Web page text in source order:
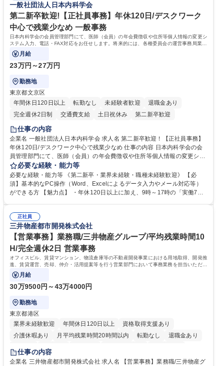
業務全般 募集職種 【東京／文京区】公益財団法人の総務人事業務／年間
休日125日
一般社団法人日本内科学会
第二新卒歓迎!【正社員事務】年休120日/デスクワーク
中心で残業少なめ 一般事務
日本内科学会の会員管理部門にて、医師（会員）の年会費徴収や住所等個人情報の変更シ
ステム入力、電話・FAX対応をお任せします。将来的には、各種委員会の運営事務局業務
などにも幅広く携わっていただきます。
月給
23万円～27万円
勤務地
東京都文京区
年間休日120日以上
転勤なし 未経験者歓迎
退職金あり
完全週休2日制
交通費支給 土日祝休み 第二新卒歓迎
仕事の内容
企業名 一般社団法人日本内科学会 求人名 第二新卒歓迎！【正社員事務】
年休120日/デスクワーク中心で残業少なめ 仕事の内容 日本内科学会の会
員管理部門にて、医師（会員）の年会費徴収や住所等個人情報の変更シス
テム入力、電話・FAX対応をお任せします。将来的には、各種委員会の運
営事務局業務などにも幅広く携わっていただきます。 【会員管理・データ
入力業務】 ・医師（会員）の住所変更、個人情報のシステム登録・更新
・年会費の徴収管理や入金データの照合確認 【問い合わせ対応】 ・会員
年休120日/デスクワーク中心で残業少なめ
必要な経験・能力等
必要な経験・能力等 《第二新卒・業界未経験・職種未経験歓迎》 【必
須】基本的なPC操作（Word、Excelによるデータ入力やメール対応等）
ができる方 【魅力点】 ・年休120日以上に加え、9時～17時の「実働7時
整、資料作成、当日の運営サポート 学歴・資格 学歴：大学院 大学 語学
力： 資格：
正社員
三井物産都市開発株式会社
【営業事務】業務職/三井物産グループ/平均残業時間10
H/完全週休2日 営業事務
オフィスビル、賃貸マンション、物流倉庫等の不動産開発事業における用地取得、開発推
進、賃貸運営、売却、仲介・活用提案等を行う営業部門において事務業務を担当いただき
ます。
月給
30万9500円～43万4000円
勤務地
東京都港区
業界未経験歓迎
年間休日120日以上
資格取得支援あり
介護休暇あり
月平均残業時間20時間以内 転勤なし
退職金あり
在宅OK
賞与あり
駅近5分以内
土日祝休み 寮・社宅あり
仕事の内容
企業名 三井物産都市開発株式会社 求人名 【営業事務】業務職/三井物産グ